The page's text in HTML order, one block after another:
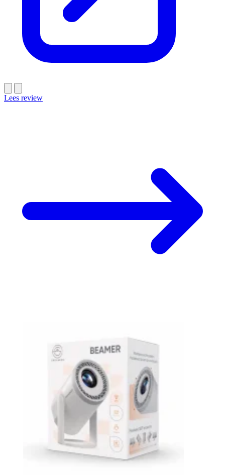
Lees review